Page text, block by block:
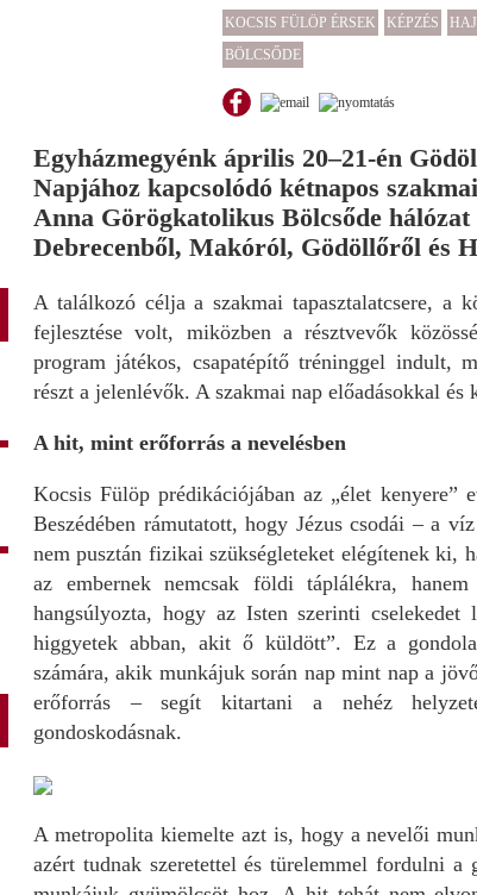
KOCSIS FÜLÖP ÉRSEK KÉPZÉS
BÖLCSŐDE
Egyházmegyénk április 20–21-én
Napjához kapcsolódó kétnapos
Anna Görögkatolikus Bölcsőde
Debrecenből, Makóról, Gödöllőről és
A találkozó célja a szakmai tapasztalatcsere, a
fejlesztése volt, miközben a résztvevők
program játékos, csapatépítő tréninggel indult,
részt a jelenlévők. A szakmai nap előadásokkal
A hit, mint erőforrás a nevelésben
Kocsis Fülöp prédikációjában az „élet kenyere”
Beszédében rámutatott, hogy Jézus csodái – a
nem pusztán fizikai szükségleteket elégítenek ki,
az embernek nemcsak földi táplálékra,
hangsúlyozta, hogy az Isten szerinti
higgyetek abban, akit ő küldött”. Ez a
számára, akik munkájuk során nap mint nap a
erőforrás – segít kitartani a nehéz
gondoskodásnak.
A metropolita kiemelte azt is, hogy a nevelői
azért tudnak szeretettel és türelemmel fordulni